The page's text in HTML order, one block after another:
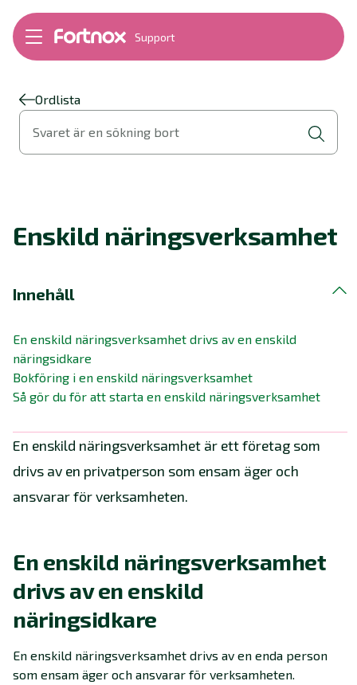
Support
Bokföring
Fakturering
Byt till Fortnox
Felsökning
Support Play
Ordlista
Svaret är en sökning bort
Enskild näringsverksamhet
Innehåll
En enskild näringsverksamhet drivs av en enskild
näringsidkare
Bokföring i en enskild näringsverksamhet
Så gör du för att starta en enskild näringsverksamhet
En enskild näringsverksamhet är ett företag som
drivs av en privatperson som ensam äger och
ansvarar för verksamheten.
En enskild näringsverksamhet
drivs av en enskild
näringsidkare
En enskild näringsverksamhet drivs av en enda person
som ensam äger och ansvarar för verksamheten.